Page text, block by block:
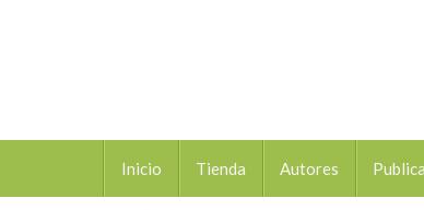
contenido
Inicio Tienda Autores